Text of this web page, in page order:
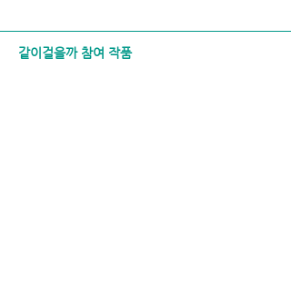
같이걸을까 참여 작품